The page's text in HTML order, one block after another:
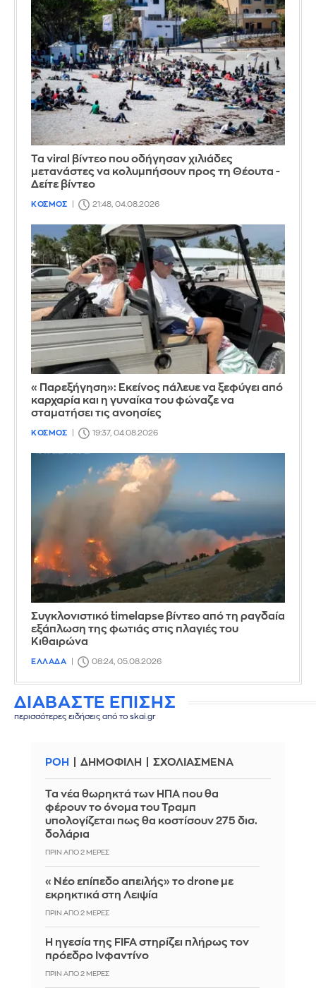
Τα viral βίντεο που οδήγησαν χιλιάδες
μετανάστες να κολυμπήσουν προς τη Θέουτα -
Δείτε βίντεο
ΚΟΣΜΟΣ 21:48, 04.08.2026
«Παρεξήγηση»: Εκείνος πάλευε να ξεφύγει από
καρχαρία και η γυναίκα του φώναζε να
σταματήσει τις ανοησίες
ΚΟΣΜΟΣ 19:37, 04.08.2026
Συγκλονιστικό timelapse βίντεο από τη ραγδαία
εξάπλωση της φωτιάς στις πλαγιές του
Κιθαιρώνα
ΕΛΛΑΔΑ 08:24, 05.08.2026
ΔΙΑΒΑΣΤΕ ΕΠΙΣΗΣ
περισσότερες ειδήσεις από το skai.gr
ΡΟΗ ΔΗΜΟΦΙΛΗ ΣΧΟΛΙΑΣΜΕΝΑ
Τα νέα θωρηκτά των ΗΠΑ που θα
φέρουν το όνομα του Τραμπ
υπολογίζεται πως θα κοστίσουν 275 δισ.
δολάρια
ΠΡΙΝ ΑΠΌ 2 ΜΈΡΕΣ
«Νέο επίπεδο απειλής» το drone με
εκρηκτικά στη Λειψία
ΠΡΙΝ ΑΠΌ 2 ΜΈΡΕΣ
Η ηγεσία της FIFA στηρίζει πλήρως τον
πρόεδρο Ινφαντίνο
ΠΡΙΝ ΑΠΌ 2 ΜΈΡΕΣ